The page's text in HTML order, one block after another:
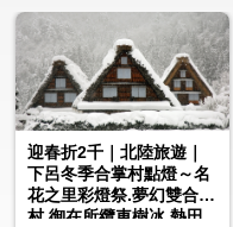
迎春折2千｜北陸旅遊｜
下呂冬季合掌村點燈～名
花之里彩燈祭.夢幻雙合掌
村.御在所纜車樹冰.熱田